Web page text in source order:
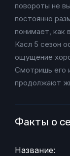
повороты не
постоянно
понимает, как
Касл 5 сезон
ощущение
Смотришь его
продолжают
Факты о
Название: